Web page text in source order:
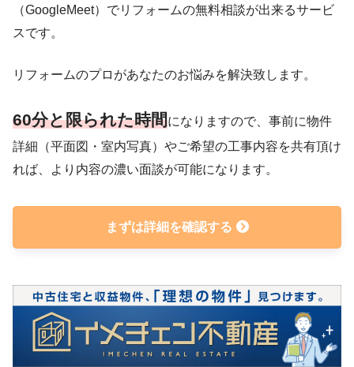
（GoogleMeet）でリフォームの無料相談が出来るサービ
スです。
リフォームのプロがあなたのお悩みを解決致します。
60分と限られた時間になりますので、事前に物件
詳細（平面図・室内写真）やご希望の工事内容を共有頂け
れば、より内容の濃い面談が可能になります。
まずは詳細を確認する